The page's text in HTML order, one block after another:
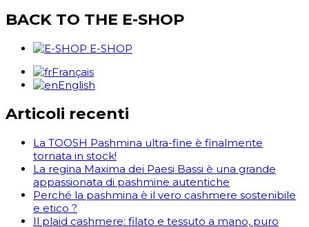
BACK TO THE E-SHOP
E-SHOP
Français
English
Articoli recenti
La TOOSH Pashmina ultra-fine è finalmente
tornata in stock!
La regina Maxima dei Paesi Bassi è una grande
appassionata di pashmine autentiche
Perché la pashmina è il vero cashmere sostenibile
e etico ?
Il plaid cashmere: filato e tessuto a mano, puro